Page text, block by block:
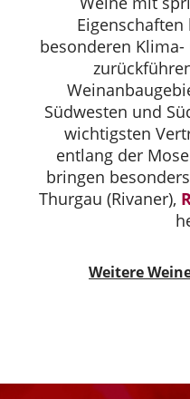
besonderen
Südwesten und
wichtigsten
entlang der
bringen
Thurgau (Rivaner),
Weitere